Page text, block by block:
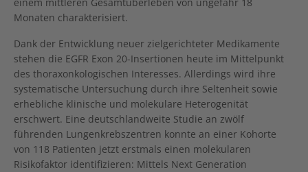
Monaten charakterisiert.
Dank der Entwicklung neuer zielgerichteter Medikamente
stehen die EGFR Exon 20-Insertionen heute im Mittelpunkt
des thoraxonkologischen Interesses. Allerdings wird ihre
systematische Untersuchung durch ihre Seltenheit sowie
erhebliche klinische und molekulare Heterogenität
erschwert. Eine deutschlandweite Studie an zwölf
führenden Lungenkrebszentren konnte an einer Kohorte
von 118 Patienten jetzt erstmals einen molekularen
Risikofaktor identifizieren: Mittels Next Generation